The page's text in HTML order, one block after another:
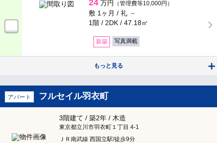
24 万円 （管理費等10,000円）
敷 1ヶ月 / 礼 －
1階 / 2DK / 47.18㎡
新築 写真満載
もっと見る
アパート フルセイル羽衣町
3階建て / 築2年 / 木造
東京都立川市羽衣町１丁目 4-1
ＪＲ南武線 西国立駅/徒歩9分